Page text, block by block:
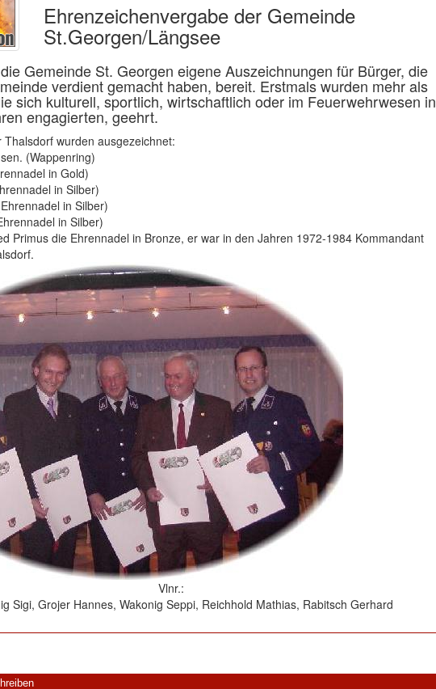
Ehrenzeichenvergabe der Gemeinde
St.Georgen/Längsee
Gemeinde St. Georgen eigene Auszeichnungen für Bürger, die
verdient gemacht haben, bereit. Erstmals wurden mehr als
sich kulturell, sportlich, wirtschaftlich oder im Feuerwehrwesen in
engagierten, geehrt.
wurden ausgezeichnet:
(Wappenring)
in Gold)
in Silber)
in Silber)
in Silber)
Primus die Ehrennadel in Bronze, er war in den Jahren 1972-1984 Kommandant
Vlnr.:
Sigi, Grojer Hannes, Wakonig Seppi, Reichhold Mathias, Rabitsch Gerhard